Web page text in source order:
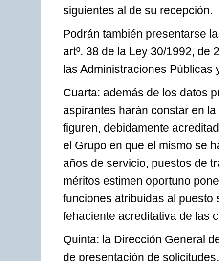
siguientes al de su recepción.
Podrán también presentarse
artº. 38 de la Ley 30/1992, de
las Administraciones Públicas
Cuarta: además de los datos
aspirantes harán constar en
figuren, debidamente
el Grupo en que el mismo se
años de servicio, puestos de
méritos estimen oportuno
funciones atribuidas al puesto
fehaciente acreditativa de las
Quinta: la Dirección General
de presentación de